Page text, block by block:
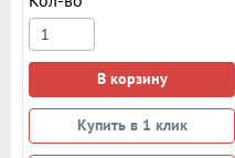
В корзину
Купить в 1 клик